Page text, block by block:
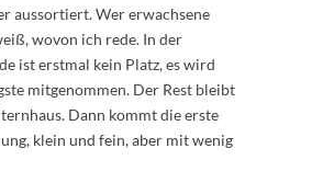
aussortiert. Wer erwachsene
wovon ich rede. In der
ist erstmal kein Platz, es wird
mitgenommen. Der Rest bleibt
Dann kommt die erste
klein und fein, aber mit wenig